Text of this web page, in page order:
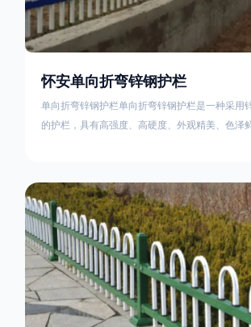
怀安单向折弯锌钢护栏
单向折弯锌钢护栏单向折弯锌钢护栏是一种采用
的护栏，具有高强度、高硬度、外观精美、色泽
再加上防盗垫圈，这样能够避免护栏被人轻易拆
量生产，能够很好的与自然相融合。单向折弯锌
住宅小区、工厂院校、道路交通等场所。该产品
硬度、外观